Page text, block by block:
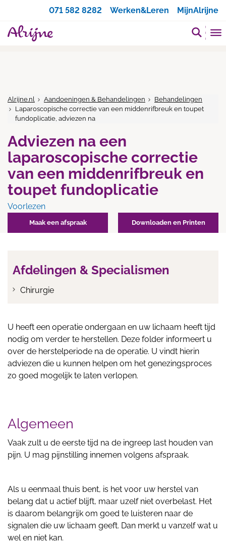
071 582 8282
Werken&Leren MijnAlrijne
Alrijne.nl Aandoeningen & Behandelingen
Behandelingen
Laparoscopische correctie van een middenrifbreuk en toupet
fundoplicatie, adviezen na
Adviezen na een
laparoscopische correctie
van een middenrifbreuk en
toupet fundoplicatie
Voorlezen
Maak een afspraak Downloaden en Printen
Afdelingen & Specialismen
Chirurgie
U heeft een operatie ondergaan en uw lichaam heeft tijd
nodig om verder te herstellen. Deze folder informeert u
over de herstelperiode na de operatie. U vindt hierin
adviezen die u kunnen helpen om het genezingsproces
zo goed mogelijk te laten verlopen.
Algemeen
Vaak zult u de eerste tijd na de ingreep last houden van
pijn. U mag pijnstilling innemen volgens afspraak.
Als u eenmaal thuis bent, is het voor uw herstel van
belang dat u actief blijft, maar uzelf niet overbelast. Het
is daarom belangrijk om goed te luisteren naar de
signalen die uw lichaam geeft. Dan merkt u vanzelf wat u
wel en niet kan.